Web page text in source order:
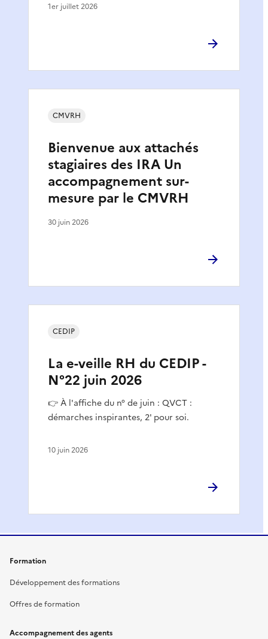
1er juillet 2026
Bienvenue aux attachés
stagiaires des IRA Un
accompagnement sur-
mesure par le CMVRH
CMVRH
30 juin 2026
La e-veille RH du CEDIP -
N°22 juin 2026
👉 À l'affiche du n° de juin : QVCT :
démarches inspirantes, 2' pour soi.
CEDIP
10 juin 2026
Formation
Développement des formations
Offres de formation
Accompagnement des agents